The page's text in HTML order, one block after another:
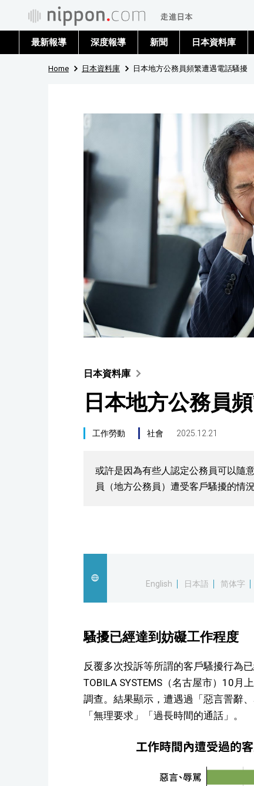
最新報導 深度報導 新聞 日本資料庫
Home 日本資料庫 日本地方公務員頻繁遭遇電話騷擾
日本資料庫
日本地方公務員
工作勞動 社會 2025.12.21
或許是因為有些人認定公務員可以隨
員（地方公務員）遭受客戶騷擾的情況
English
日本語 简体字
騷擾已經達到妨礙工作程度
反覆多次投訴等所謂的客戶騷擾行為
TOBILA SYSTEMS（名古屋市）10月
調查。結果顯示，遭遇過「惡言詈辭
「無理要求」「過長時間的通話」。